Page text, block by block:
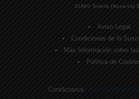
31500 Tudela (Navarra)
Aviso Legal
Condiciones de la
Más Información sobre
Política de
Contáctanos: